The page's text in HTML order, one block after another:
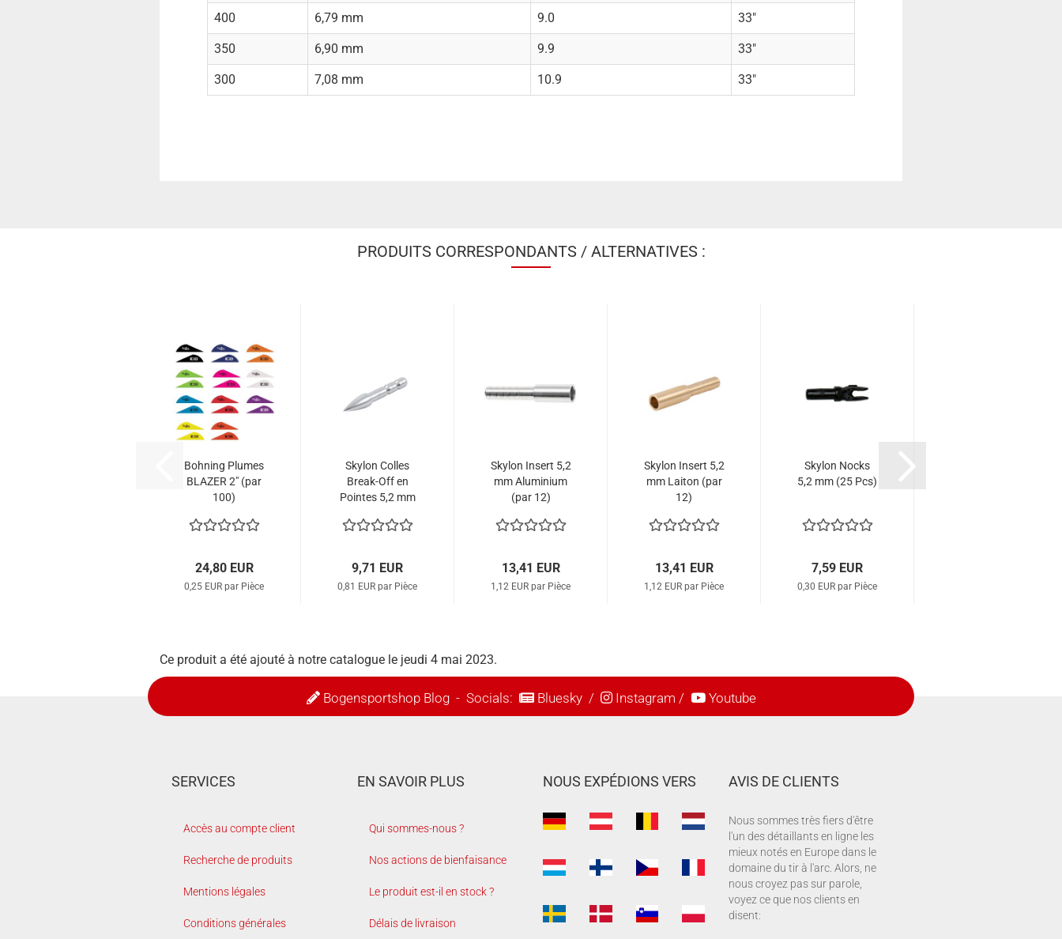
400 6,79 mm 9.0 33"
350 6,90 mm 9.9 33"
300 7,08 mm 10.9 33"
PRODUITS CORRESPONDANTS / ALTERNATIVES :
Bohning Plumes
BLAZER 2" (par
100)
24,80 EUR
0,25 EUR par Pièce
Skylon Colles
Break-Off en
Pointes 5,2 mm
9,71 EUR
0,81 EUR par Pièce
Skylon Insert 5,2
mm Aluminium
(par 12)
13,41 EUR
1,12 EUR par Pièce
Skylon Insert 5,2
mm Laiton (par
12)
13,41 EUR
1,12 EUR par Pièce
Skylon Nocks
5,2 mm (25 Pcs)
7,59 EUR
0,30 EUR par Pièce
Ce produit a été ajouté à notre catalogue le jeudi 4 mai 2023.
Bogensportshop Blog- Socials: Bluesky/ Instagram / Youtube
SERVICES
Accès au compte client
Recherche de produits
Mentions légales
Conditions générales
EN SAVOIR PLUS
Qui sommes-nous ?
Nos actions de bienfaisance
Le produit est-il en stock ?
Délais de livraison
NOUS EXPÉDIONS VERS AVIS DE CLIENTS
Nous sommes très fiers d'être
l'un des détaillants en ligne les
mieux notés en Europe dans le
domaine du tir à l'arc. Alors, ne
nous croyez pas sur parole,
voyez ce que nos clients en
disent: